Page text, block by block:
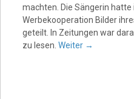
machten. Die Sängerin
Werbekooperation Bilder
geteilt. In Zeitungen war
zu lesen. Weiter →